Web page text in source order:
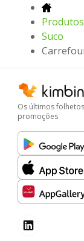
Produtos
Suco
Os últimos
promoções